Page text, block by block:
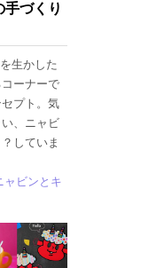
手づくり
生かした
コーナーで
プト。気
、ニャビ
していま
ャビンとキ